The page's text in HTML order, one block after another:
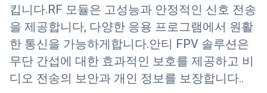
킵니다.RF 모듈은 고성능과 안정적인 신호 전송
을 제공합니다, 다양한 응용 프로그램에서 원활
한 통신을 가능하게합니다.안티 FPV 솔루션은
무단 간섭에 대한 효과적인 보호를 제공하고 비
디오 전송의 보안과 개인 정보를 보장합니다..